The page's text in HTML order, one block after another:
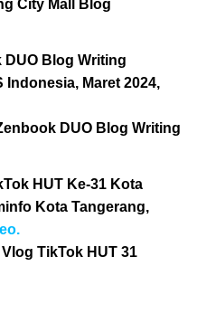
DUO Blog Writing
Maret 2024,
HUT Ke-31 Kota
Kota Tangerang,